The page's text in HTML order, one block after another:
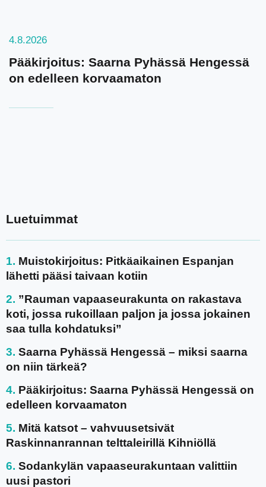
4.8.2026
Pääkirjoitus: Saarna Pyhässä Hengessä
on edelleen korvaamaton
Luetuimmat
Muistokirjoitus: Pitkäaikainen Espanjan
lähetti pääsi taivaan kotiin
”Rauman vapaaseurakunta on rakastava
koti, jossa rukoillaan paljon ja jossa jokainen
saa tulla kohdatuksi”
Saarna Pyhässä Hengessä – miksi saarna
on niin tärkeä?
Pääkirjoitus: Saarna Pyhässä Hengessä on
edelleen korvaamaton
Mitä katsot – vahvuusetsivät
Raskinnanrannan telttaleirillä Kihniöllä
Sodankylän vapaaseurakuntaan valittiin
uusi pastori